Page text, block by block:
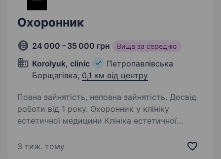
Охоронник
24 000 – 35 000 грн Вища за середню
Korolyuk, clinic
Петропавлівська
Борщагівка, 0,1 км від центру
Повна зайнятість, неповна зайнятість. Досвід
роботи від 1 року. Охоронник у клініку
естетичної медицини Клініка естетичної
відповідального та уважного охоронника.
3 тиж. тому